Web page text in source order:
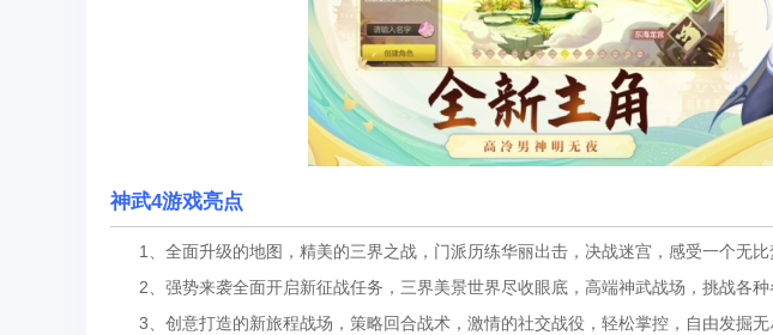
神武4游戏亮点
1、全面升级的地图，精美的三界之战，门派历练华丽出击，决战迷宫，感受一个无比
2、强势来袭全面开启新征战任务，三界美景世界尽收眼底，高端神武战场，挑战各种
3、创意打造的新旅程战场，策略回合战术，激情的社交战役，轻松掌控，自由发掘无